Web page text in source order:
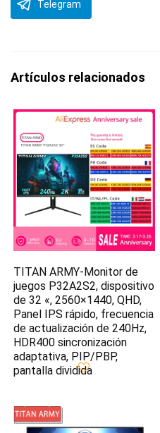
Telegram
Artículos relacionados
TITAN ARMY-Monitor de
juegos P32A2S2, dispositivo
de 32 «, 2560×1440, QHD,
Panel IPS rápido, frecuencia
de actualización de 240Hz,
HDR400 sincronización
adaptativa, PIP/PBP,
pantalla dividida